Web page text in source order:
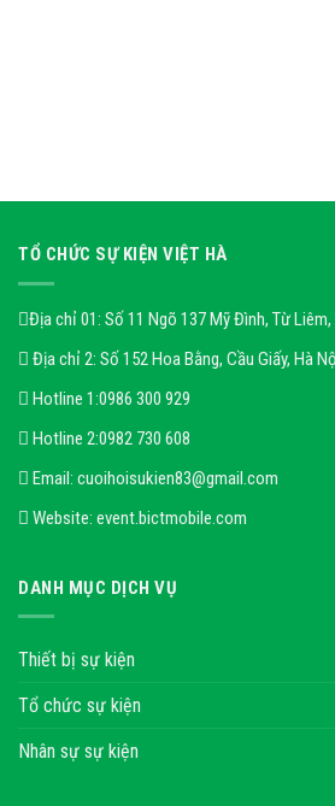
TỔ CHỨC SỰ KIỆN VIỆT HÀ
Địa chỉ 01: Số 11 Ngõ 137 Mỹ Đình, Từ Liêm,
Địa chỉ 2: Số 152 Hoa Bằng, Cầu Giấy, Hà
Hotline 1:0986 300 929
Hotline 2:0982 730 608
Email: cuoihoisukien83@gmail.com
Website: event.bictmobile.com
DANH MỤC DỊCH VỤ
Thiết bị sự kiện
Tổ chức sự kiện
Nhân sự sự kiện